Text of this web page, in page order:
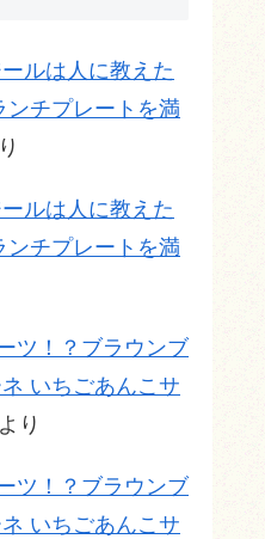
ルは人に教えた
ンチプレートを満
ルは人に教えた
ンチプレートを満
ツ！？ブラウンブ
いちごあんこサ
より
ツ！？ブラウンブ
いちごあんこサ